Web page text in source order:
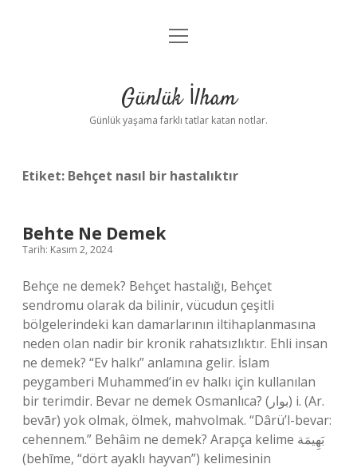
Anasayfa
Yasal Uyarı
menüyü
Günlük İlham
Günlük yaşama farklı tatlar katan notlar.
Etiket: Behçet nasıl bir hastalıktır
Behte Ne Demek
Tarih: Kasım 2, 2024
Behçe ne demek? Behçet hastalığı, Behçet
sendromu olarak da bilinir, vücudun çeşitli
bölgelerindeki kan damarlarının iltihaplanmasına
neden olan nadir bir kronik rahatsızlıktır. Ehli insan
ne demek? “Ev halkı” anlamına gelir. İslam
peygamberi Muhammed’in ev halkı için kullanılan
bir terimdir. Bevar ne demek Osmanlıca? (ﺑﻮﺍﺭ) i. (Ar.
bevār) yok olmak, ölmek, mahvolmak. “Dârü’l-bevar:
cehennem.” Behâim ne demek? Arapça kelime بَهِيمَة‎
(behīme, “dört ayaklı hayvan”) kelimesinin